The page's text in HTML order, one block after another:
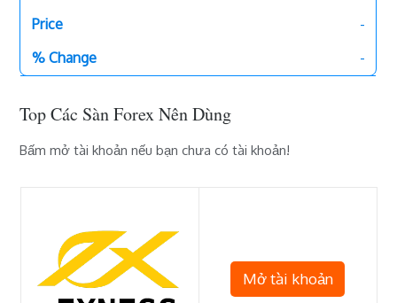
-
-
Top Các Sàn Forex Nên Dùng
Bấm mở tài khoản nếu bạn chưa có tài khoản!
Mở tài khoản